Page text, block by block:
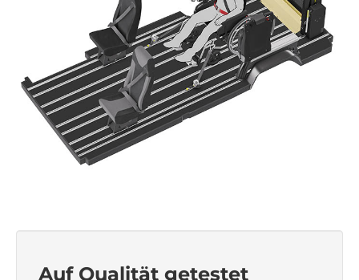
Auf Qualität getestet